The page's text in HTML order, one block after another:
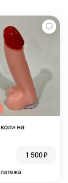
на
1 500₽